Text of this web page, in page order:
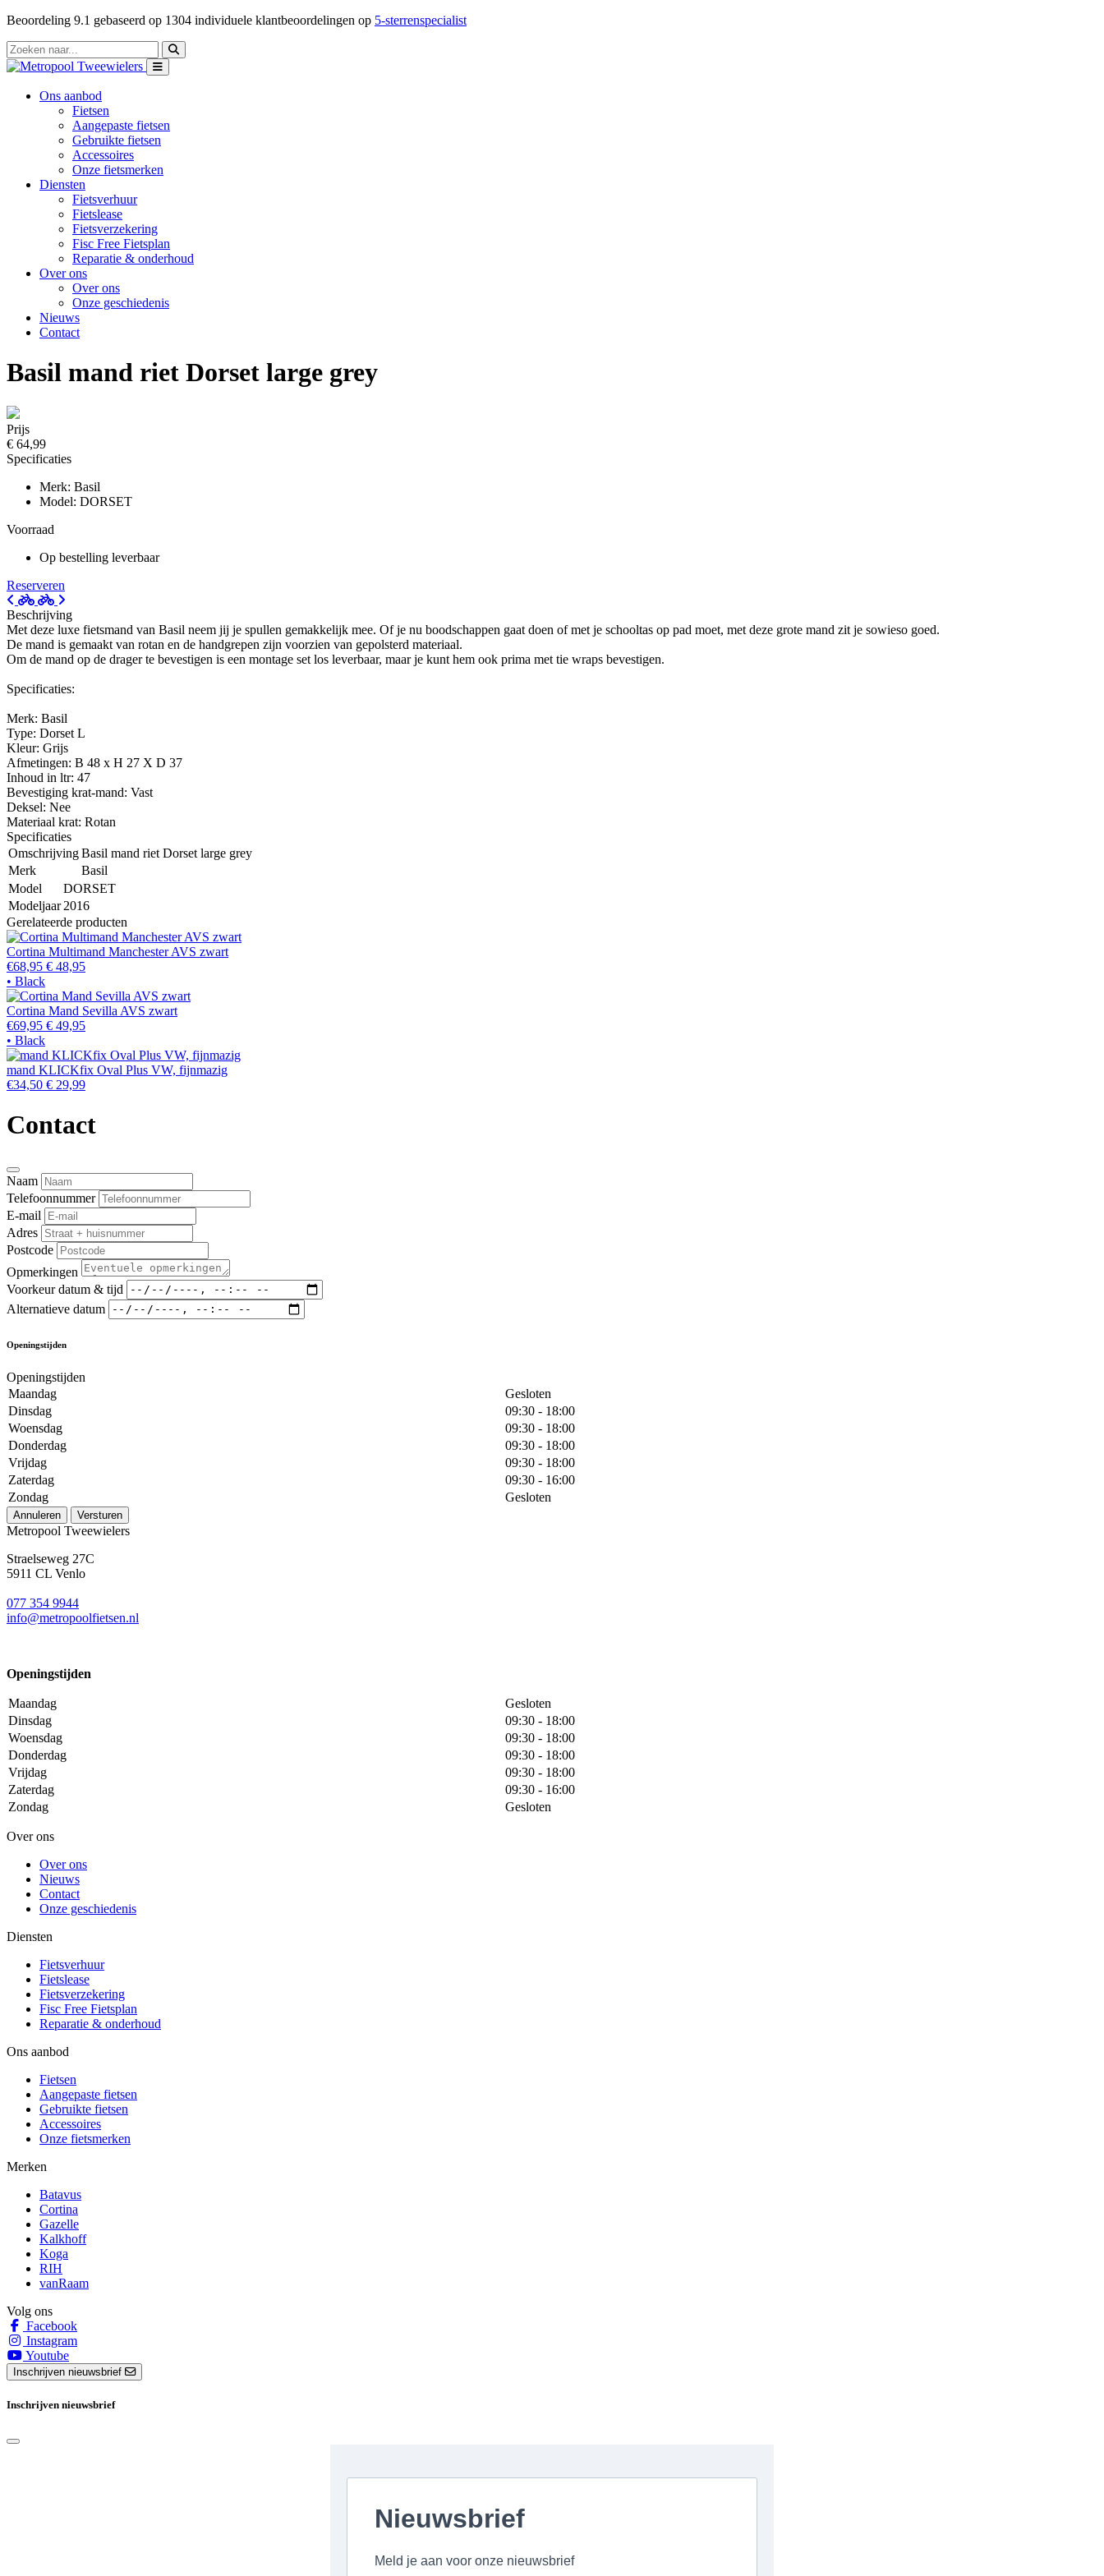
Beoordeling 9.1 gebaseerd op 1304 individuele klantbeoordelingen op 5-sterrenspecialist
Ons aanbod
Fietsen
Aangepaste fietsen
Gebruikte fietsen
Accessoires
Onze fietsmerken
Diensten
Fietsverhuur
Fietslease
Fietsverzekering
Fisc Free Fietsplan
Reparatie & onderhoud
Over ons
Over ons
Onze geschiedenis
Nieuws
Contact
Basil mand riet Dorset large grey
Prijs
€ 64,99
Specificaties
Merk: Basil
Model: DORSET
Voorraad
Op bestelling leverbaar
Reserveren
Beschrijving
Met deze luxe fietsmand van Basil neem jij je spullen gemakkelijk mee. Of je nu boodschappen gaat doen of met je schooltas op pad moet, met deze grote mand zit je sowieso goed.
De mand is gemaakt van rotan en de handgrepen zijn voorzien van gepolsterd materiaal.
Om de mand op de drager te bevestigen is een montage set los leverbaar, maar je kunt hem ook prima met tie wraps bevestigen.
Specificaties:
Merk: Basil
Type: Dorset L
Kleur: Grijs
Afmetingen: B 48 x H 27 X D 37
Inhoud in ltr: 47
Bevestiging krat-mand: Vast
Deksel: Nee
Materiaal krat: Rotan
Specificaties
OmschrijvingBasil mand riet Dorset large grey
Merk
Basil
Model
DORSET
Modeljaar 2016
Gerelateerde producten
Cortina Multimand Manchester AVS zwart
€68,95 € 48,95
• Black
Cortina Mand Sevilla AVS zwart
€69,95 € 49,95
• Black
mand KLICKfix Oval Plus VW, fijnmazig
€34,50 € 29,99
Contact
Naam
Telefoonnummer
E-mail
Adres
Postcode
Opmerkingen
Voorkeur datum & tijd
Alternatieve datum
Openingstijden
Openingstijden
Maandag
Gesloten
Dinsdag
09:30 - 18:00
Woensdag
09:30 - 18:00
Donderdag
09:30 - 18:00
Vrijdag
09:30 - 18:00
Zaterdag
09:30 - 16:00
Zondag
Gesloten
Annuleren Versturen
Metropool Tweewielers
Straelseweg 27C
5911 CL Venlo
077 354 9944
info@metropoolfietsen.nl
Openingstijden
Maandag
Gesloten
Dinsdag
09:30 - 18:00
Woensdag
09:30 - 18:00
Donderdag
09:30 - 18:00
Vrijdag
09:30 - 18:00
Zaterdag
09:30 - 16:00
Zondag
Gesloten
Over ons
Over ons
Nieuws
Contact
Onze geschiedenis
Diensten
Fietsverhuur
Fietslease
Fietsverzekering
Fisc Free Fietsplan
Reparatie & onderhoud
Ons aanbod
Fietsen
Aangepaste fietsen
Gebruikte fietsen
Accessoires
Onze fietsmerken
Merken
Batavus
Cortina
Gazelle
Kalkhoff
Koga
RIH
vanRaam
Volg ons
Facebook
Instagram
Youtube
Inschrijven nieuwsbrief
Inschrijven nieuwsbrief